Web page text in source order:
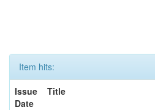
Item hits:
Issue
Date
Title